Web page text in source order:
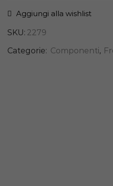
Aggiungi alla wishlist
SKU: 2279
Categorie: Componenti,